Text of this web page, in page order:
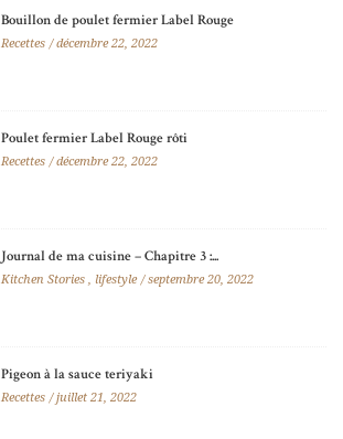
Bouillon de poulet fermier Label Rouge
Recettes décembre 22, 2022
Poulet fermier Label Rouge rôti
Recettes décembre 22, 2022
Journal de ma cuisine – Chapitre 3 :...
Kitchen Stories ,lifestyle septembre 20, 2022
Pigeon à la sauce teriyaki
Recettes juillet 21, 2022